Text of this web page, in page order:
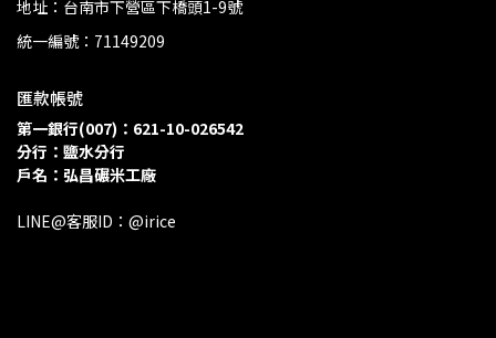
地址：台南市下營區下橋頭1-9號
統一編號：71149209
匯款帳號
第一銀行(007)：621-10-026542
分行：鹽水分行
戶名：弘昌碾米工廠
LINE@客服ID：@irice